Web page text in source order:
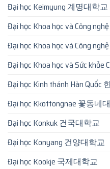
Đại học Keimyung 계명대학교
Đại học Khoa học và Công
Đại học Khoa học và Công
Đại học Khoa học và Sức
Đại học Kinh thánh Hàn Quốc
Đại học Kkottongnae 꽃동네
Đại học Konkuk 건국대학교
Đại học Konyang 건양대학교
Đại học Kookje 국제대학교